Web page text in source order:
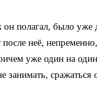
он полагал, было
после неё,
уже один на
занимать,